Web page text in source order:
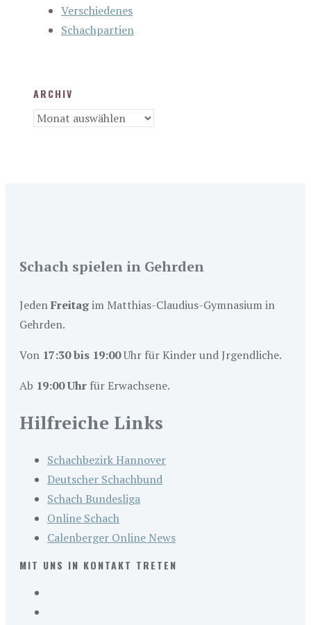
Verschiedenes
Schachpartien
ARCHIV
Archiv
Schach spielen in Gehrden
JedenFreitagim Matthias-Claudius-Gymnasium in
Gehrden.
Von 17:30 bis 19:00Uhr für Kinder und Jrgendliche.
Ab 19:00 Uhr für Erwachsene.
Hilfreiche Links
Schachbezirk Hannover
Deutscher Schachbund
Schach Bundesliga
Online Schach
Calenberger Online News
MIT UNS IN KONTAKT TRETEN